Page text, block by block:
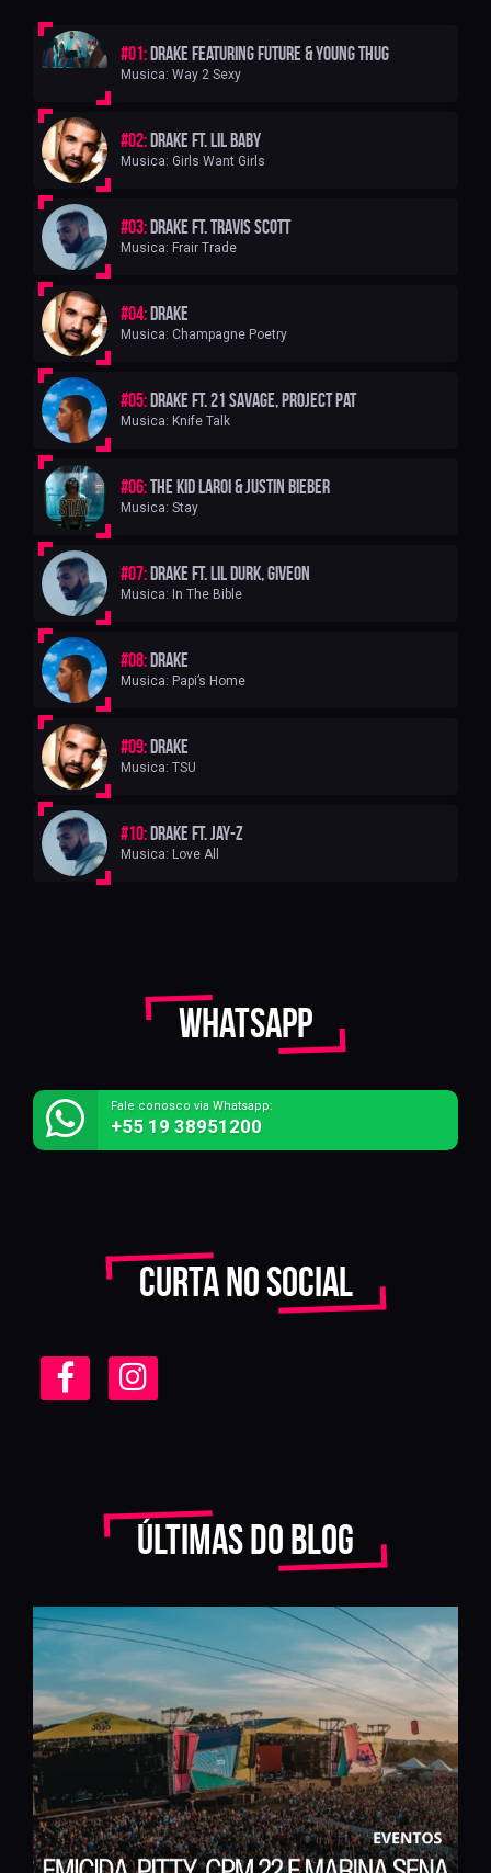
#01: Drake Featuring Future & Young Thug
Musica: Way 2 Sexy
#02: Drake ft. Lil Baby
Musica: Girls Want Girls
#03: Drake ft. Travis Scott
Musica: Frair Trade
#04: Drake
Musica: Champagne Poetry
#05: Drake ft. 21 Savage, Project Pat
Musica: Knife Talk
#06:The Kid LAROI & Justin Bieber
Musica: Stay
#07: Drake ft. Lil Durk, Giveon
Musica: In The Bible
#08: Drake
Musica: Papi’s Home
#09: Drake
Musica: TSU
#10: Drake ft. JAY-Z
Musica: Love All
Whatsapp
Fale conosco via Whatsapp:
+55 19 38951200
Curta no social
Últimas do blog